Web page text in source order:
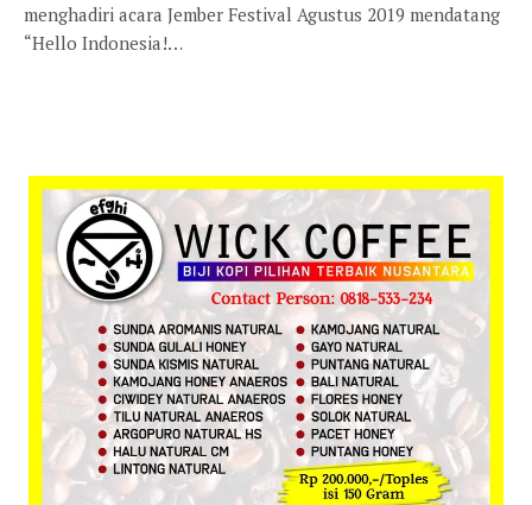
menghadiri acara Jember Festival Agustus 2019 mendatang
“Hello Indonesia!…